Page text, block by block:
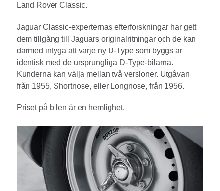
Land Rover Classic.
Jaguar Classic-experternas efterforskningar har gett
dem tillgång till Jaguars originalritningar och de kan
därmed intyga att varje ny D-Type som byggs är
identisk med de ursprungliga D-Type-bilarna.
Kunderna kan välja mellan två versioner. Utgåvan
från 1955, Shortnose, eller Longnose, från 1956.
Priset på bilen är en hemlighet.